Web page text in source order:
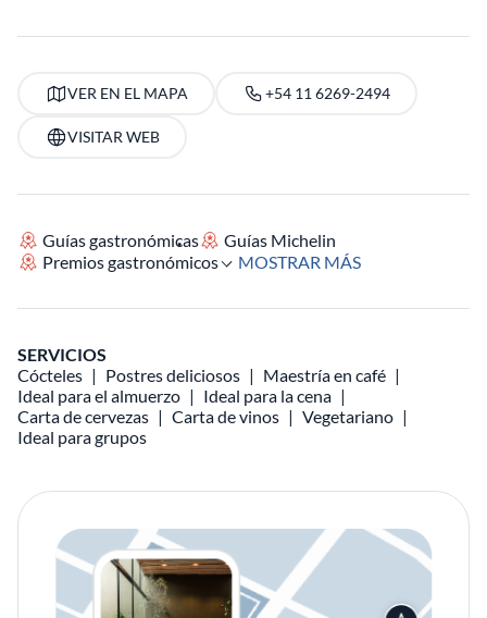
VER EN EL MAPA +54 11 6269-2494
VISITAR WEB
Guías gastronómicas
Guías Michelin
Premios gastronómicos
MOSTRAR MÁS
SERVICIOS
Cócteles
Postres deliciosos
Maestría en café
Ideal para el almuerzo
Ideal para la cena
Carta de cervezas
Carta de vinos
Vegetariano
Ideal para grupos